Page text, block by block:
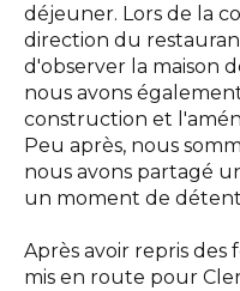
déjeuner. Lors de la
direction du
d'observer la maison
nous avons
construction et
Peu après, nous
nous avons partagé
un moment de
Après avoir repris des
mis en route pour